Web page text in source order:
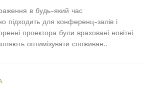
в будь-який час
підходить для конференц-залів і
проектора були враховані новітні
оптимізувати споживан..